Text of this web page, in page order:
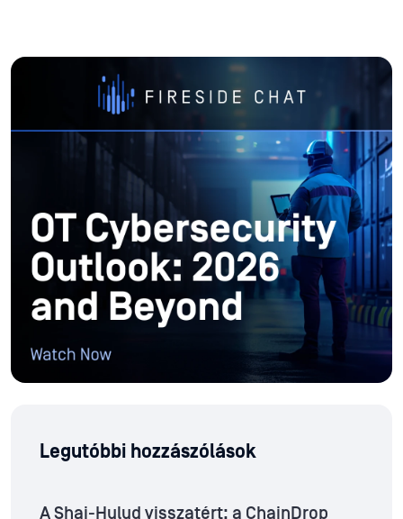
Legutóbbi hozzászólások
A Shai-Hulud visszatért: a ChainDrop